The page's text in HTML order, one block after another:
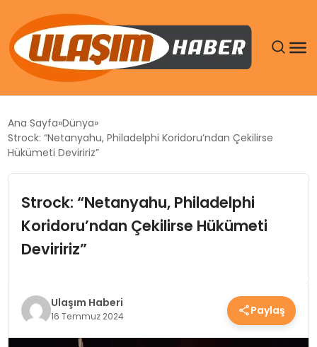
SIYASET
EKONOMI
TEKNOLOJI
SAĞLIK
Ana Sayfa Dünya
Strock: “Netanyahu, Philadelphi Koridoru’ndan Çekilirse
Hükümeti Deviririz”
Strock: “Netanyahu, Philadelphi
Koridoru’ndan Çekilirse Hükümeti
Deviririz”
Ulaşım Haberi
16 Temmuz 2024 Paylaş